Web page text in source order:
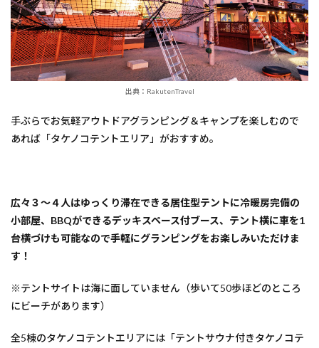
出典：RakutenTravel
手ぶらでお気軽アウトドアグランピング＆キャンプを楽しむので
あれば「タケノコテントエリア」がおすすめ。
広々３～４人はゆっくり滞在できる居住型テントに冷暖房完備の
小部屋、BBQができるデッキスペース付ブース、テント横に車を1
台横づけも可能なので手軽にグランピングをお楽しみいただけま
す！
※テントサイトは海に面していません（歩いて50歩ほどのところ
にビーチがあります）
全5棟のタケノコテントエリアには「テントサウナ付きタケノコテ